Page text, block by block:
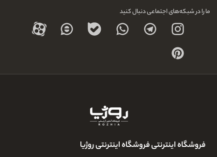
ما را در شبکه‌های اجتماعی دنبال کنید
فروشگاه اینترنتی فروشگاه اینترنتی روژیا